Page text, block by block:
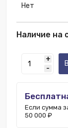
Нет
Наличие на
Краснодар:
3
Новосибирск:2
Нижний
+
-
Если сумма
50 000 ₽